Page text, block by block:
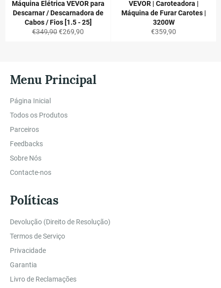
Máquina Elétrica VEVOR para
Descarnar / Descarnadora de
Cabos / Fios [1.5 - 25]
Preço
€349,90Preço
€269,90
VEVOR | Caroteadora |
Máquina de Furar Carotes |
3200W
Preço
€359,90
Menu Principal
Página Inicial
Todos os Produtos
Parceiros
Feedbacks
Sobre Nós
Contacte-nos
Políticas
Devolução (Direito de Resolução)
Termos de Serviço
Privacidade
Garantia
Livro de Reclamações